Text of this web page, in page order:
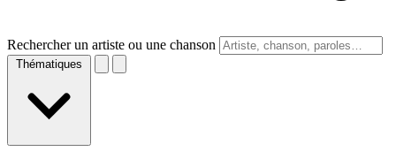
Rechercher un artiste ou une chanson
Thématiques